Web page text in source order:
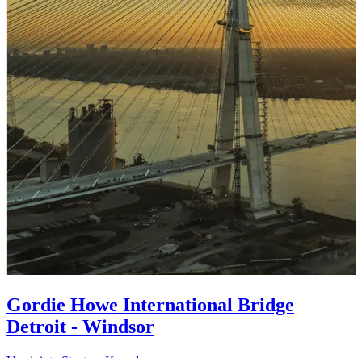
Gordie Howe International Bridge
Detroit - Windsor